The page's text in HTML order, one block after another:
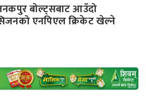
बोल्ट्सबाट आउँदो
एनपिएल क्रिकेट खेल्ने